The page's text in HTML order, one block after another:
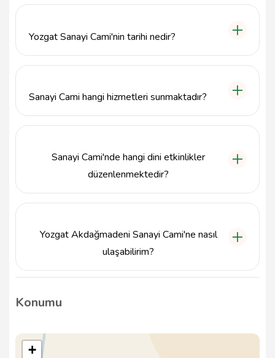
Yozgat Sanayi Cami'nin tarihi nedir?
Sanayi Cami hangi hizmetleri sunmaktadır?
sahipliği yapmaktadır.
Sanayi Cami'nde hangi dini etkinlikler
düzenlenmektedir?
Yozgat Akdağmadeni Sanayi Cami'ne nasıl
ulaşabilirim?
Yozgat Akdağmadeni Sanayi Cami'ne ulaşmak için
yönelmeniz yeterlidir. Toplu taşıma seferleri
Konumu
+